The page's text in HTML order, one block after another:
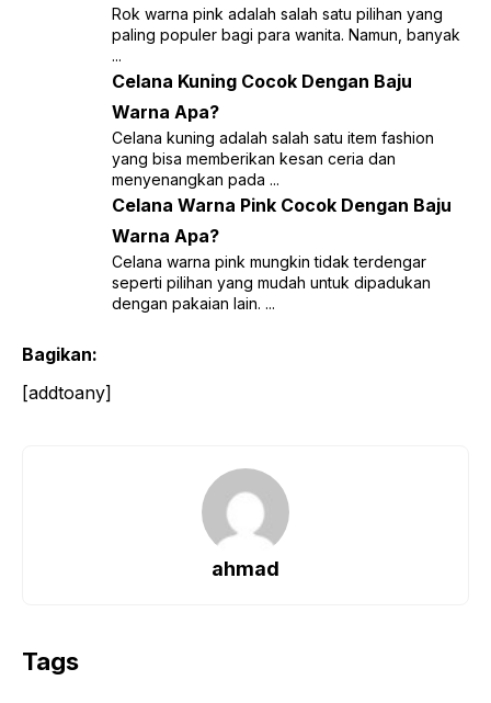
Rok warna pink adalah salah satu pilihan yang
paling populer bagi para wanita. Namun, banyak
...
Celana Kuning Cocok Dengan Baju
Warna Apa?
Celana kuning adalah salah satu item fashion
yang bisa memberikan kesan ceria dan
menyenangkan pada ...
Celana Warna Pink Cocok Dengan Baju
Warna Apa?
Celana warna pink mungkin tidak terdengar
seperti pilihan yang mudah untuk dipadukan
dengan pakaian lain. ...
Bagikan:
[addtoany]
ahmad
Tags